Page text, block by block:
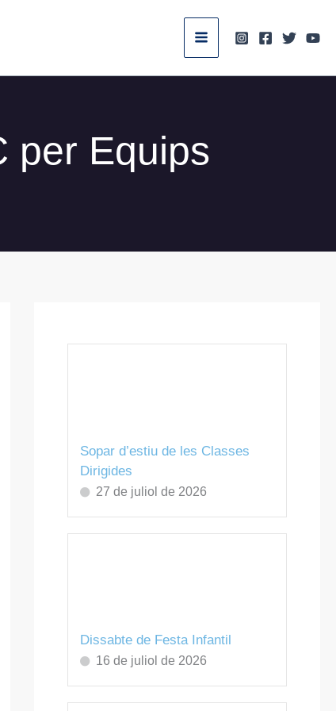
per Equips
Sopar d’estiu de les Classes
Dirigides
27 de juliol de 2026
Dissabte de Festa Infantil
16 de juliol de 2026